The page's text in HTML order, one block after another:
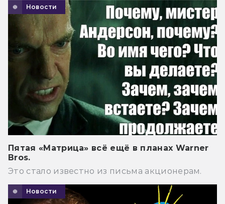
Новости
Пятая «Матрица» всё ещё в планах Warner
Bros.
Это стало известно из письма акционерам.
Новости